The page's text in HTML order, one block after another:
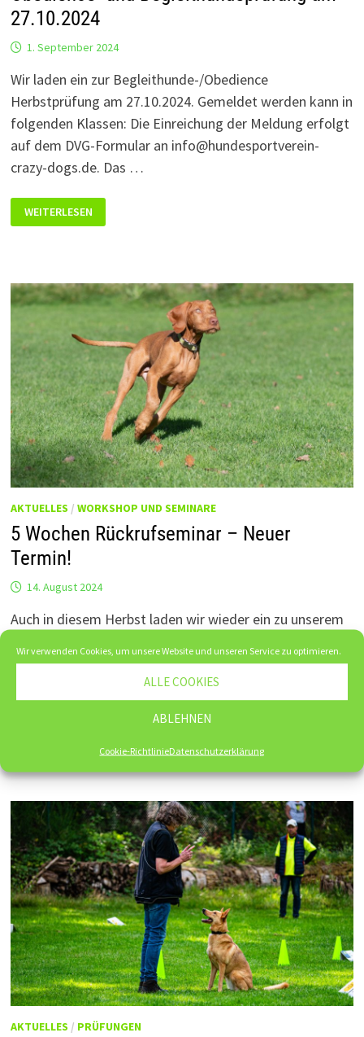
Wir verwenden Cookies, um unsere Website und unseren Service zu optimieren.
ALLE COOKIES
ABLEHNEN
Cookie-RichtlinieDatenschutzerklärung
27.10.2024
1. September 2024
Wir laden ein zur Begleithunde-/Obedience
Herbstprüfung am 27.10.2024. Gemeldet werden kann in
folgenden Klassen: Die Einreichung der Meldung erfolgt
auf dem DVG-Formular an info@hundesportverein-
crazy-dogs.de. Das …
UND
BEGLEITHUNDEPRÜFUNG
WEITERLESEN
AKTUELLES / WORKSHOP UND SEMINARE
5 Wochen Rückrufseminar – Neuer
Termin!
14. August 2024
Auch in diesem Herbst laden wir wieder ein zu unserem
interessierten Hundehalter, die den Rückruf ihres
RÜCKRUFSEMINAR
NEUER
TERMIN!
AKTUELLES / PRÜFUNGEN